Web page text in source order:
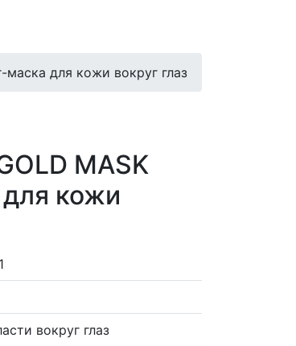
маска для кожи вокруг глаз
MASK
кожи
вокруг глаз